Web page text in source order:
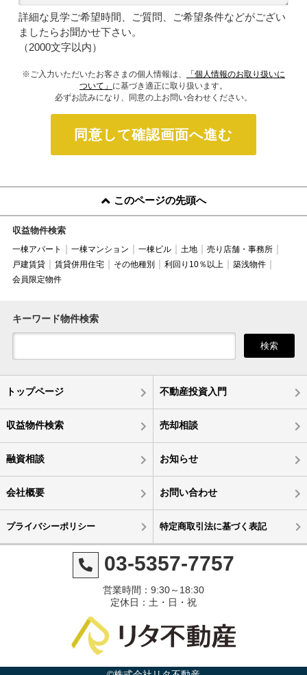
詳細な見学ご希望時間、ご質問、ご希望条件などがござい
ましたらお聞かせ下さい。
（2000文字以内）
※ご入力いただいたお客さまの個人情報は、
「個人情報のお取り扱いに
ついて」 に基づき適正に取り扱います。
必ずお読みになり、同意の上お問い合わせください。
同意して確認画面へ進む
このページの先頭へ
収益物件検索
一棟アパート 一棟マンション 一棟ビル 土地
売り店舗・事務所
戸建賃貸
賃貸併用住宅 その他種別 利回り10％以上
築浅物件
会員限定物件
キーワード物件検索
検索
トップページ 不動産投資入門
収益物件検索 売却相談
融資相談 お知らせ
会社概要 お問い合わせ
プライバシーポリシー 特定商取引法に基づく表記
03-5357-7757
営業時間：9:30～18:30
定休日：土・日・祝